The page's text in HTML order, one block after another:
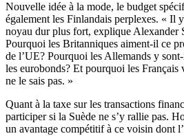
Nouvelle idée à la mode, le budget
également les Finlandais perplexes. « Il
noyau dur plus fort, explique Alexander
Pourquoi les Britanniques aiment-il ce
de l’UE? Pourquoi les Allemands y
les eurobonds? Et pourquoi les
ne le sais pas. »
Quant à la taxe sur les transactions
participer si la Suède ne s’y rallie pas.
un avantage compétitif à ce voisin dont